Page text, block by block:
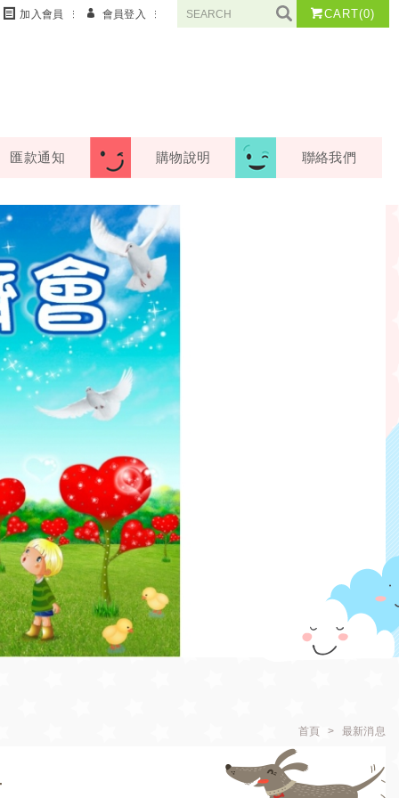
加入會員 會員登入 CART(0)
匯款通知 購物說明 聯絡我們
首頁 最新消息